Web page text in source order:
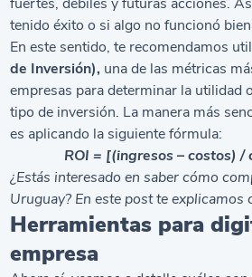
tenido éxito o si algo no funcionó
En este sentido, te recomendamos
de Inversión), una de las métricas
empresas para determinar la utilidad
tipo de inversión. La manera más
es aplicando la siguiente fórmula:
ROI = [(ingresos – costos)
¿Estás interesado en sabercómo
Uruguay? En este post te explicamos
Herramientas para
empresa